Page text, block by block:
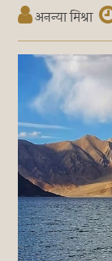
अनन्या मिश्रा